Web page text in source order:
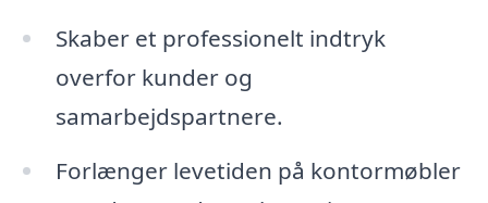
Skaber et professionelt indtryk
overfor kunder og
samarbejdspartnere.
Forlænger levetiden på kontormøbler